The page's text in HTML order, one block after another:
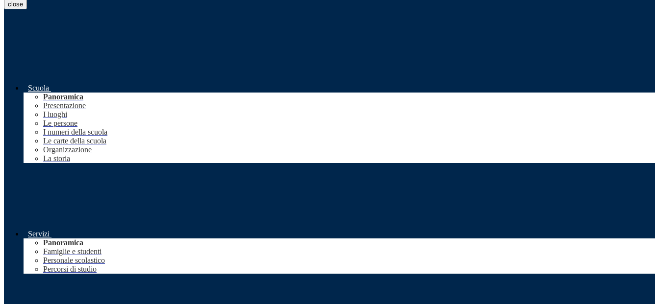
close
Scuola
Panoramica
Presentazione
I luoghi
Le persone
I numeri della scuola
Le carte della scuola
Organizzazione
La storia
Servizi
Panoramica
Famiglie e studenti
Personale scolastico
Percorsi di studio